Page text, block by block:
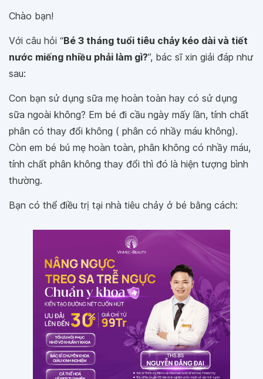
Chào bạn!
Với câu hỏi “Bé 3 tháng tuổi tiêu chảy kéo dài và tiết
nước miếng nhiều phải làm gì?”, bác sĩ xin giải đáp như
sau:
Con bạn sử dụng sữa mẹ hoàn toàn hay có sử dụng
sữa ngoài không? Em bé đi cầu ngày mấy lần, tính chất
phân có thay đổi không ( phân có nhầy máu không).
Còn em bé bú mẹ hoàn toàn, phân không có nhầy máu,
tính chất phân không thay đổi thì đó là hiện tượng bình
thường.
Bạn có thể điều trị tại nhà tiêu chảy ở bé bằng cách: